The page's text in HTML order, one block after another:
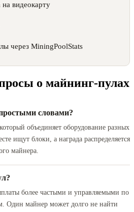
видеокарту
через MiningPoolStats
о майнинг-пулах
словами?
объединяет оборудование разных
ищут блоки, а награда распределяется
майнера.
более частыми и управляемыми по
Один майнер может долго не найти